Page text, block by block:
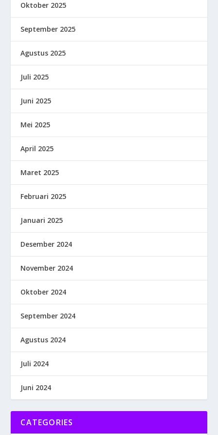
Oktober 2025
September 2025
Agustus 2025
Juli 2025
Juni 2025
Mei 2025
April 2025
Maret 2025
Februari 2025
Januari 2025
Desember 2024
November 2024
Oktober 2024
September 2024
Agustus 2024
Juli 2024
Juni 2024
CATEGORIES